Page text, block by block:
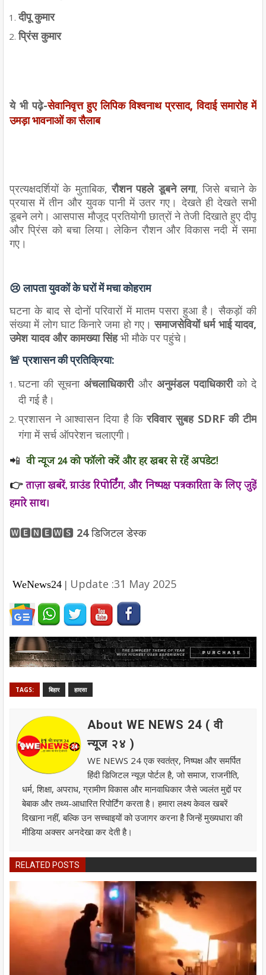
दीपू कुमार
प्रिंस कुमार
ये भी पढ़े-सेवानिवृत्त हुए लिपिक विश्वनाथ प्रसाद, विदाई समारोह में
उमड़ा भावनाओं का सैलाब
प्रत्यक्षदर्शियों के मुताबिक,रौशन पहले डूबने लगा, जिसे बचाने के
प्रयास में तीन और युवक पानी में उतर गए। देखते ही देखते सभी
डूबने लगे। आसपास मौजूद प्रतियोगी छात्रों ने तेजी दिखाते हुए दीपू
और प्रिंस को बचा लिया। लेकिन रौशन और विकास नदी में समा
गए।
😢 लापता युवकों के घरों में मचा कोहराम
घटना के बाद से दोनों परिवारों में मातम पसरा हुआ है। सैकड़ों की
संख्या में लोग घाट किनारे जमा हो गए।समाजसेवियों धर्म भाई यादव,
उमेश यादव और कामख्या सिंहभी मौके पर पहुंचे।
🚨 प्रशासन की प्रतिक्रिया:
घटना की सूचनाअंचलाधिकारीऔर अनुमंडल पदाधिकारीको दे
दी गई है।
प्रशासन ने आश्वासन दिया है किरविवार सुबह SDRF की टीम
गंगा में सर्च ऑपरेशन चलाएगी।
📲वी न्यूज 24 को फॉलो करें और हर खबर से रहें अपडेट!
👉 ताज़ा खबरें, ग्राउंड रिपोर्टिंग, और निष्पक्ष पत्रकारिता के लिए जुड़ें
हमारे साथ।
🆆🅴🅽🅴🆆🆂 24डिजिटलडेस्क
WeNews24 | Update :31 May 2025
TAGS: बिहार हादसा
About WE NEWS 24 ( वी
न्यूज २४ )
WE NEWS 24 एक स्वतंत्र, निष्पक्ष और समर्पित
हिंदी डिजिटल न्यूज़ पोर्टल है, जो समाज, राजनीति,
धर्म, शिक्षा, अपराध, ग्रामीण विकास और मानवाधिकार जैसे ज्वलंत मुद्दों पर
बेबाक और तथ्य-आधारित रिपोर्टिंग करता है। हमारा लक्ष्य केवल खबरें
दिखाना नहीं, बल्कि उन सच्चाइयों को उजागर करना है जिन्हें मुख्यधारा की
मीडिया अक्सर अनदेखा कर देती है।
RELATED POSTS